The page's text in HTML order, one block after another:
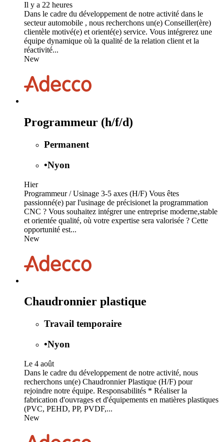
Il y a 22 heures
Dans le cadre du développement de notre activité dans le
secteur automobile , nous recherchons un(e) Conseiller(ère)
clientèle motivé(e) et orienté(e) service. Vous intégrerez une
équipe dynamique où la qualité de la relation client et la
réactivité...
New
Programmeur (h/f/d)
Permanent
•Nyon
Hier
Programmeur / Usinage 3-5 axes (H/F) Vous êtes
passionné(e) par l'usinage de précisionet la programmation
CNC ? Vous souhaitez intégrer une entreprise moderne,stable
et orientée qualité, où votre expertise sera valorisée ? Cette
opportunité est...
New
Chaudronnier plastique
Travail temporaire
•Nyon
Le 4 août
Dans le cadre du développement de notre activité, nous
recherchons un(e) Chaudronnier Plastique (H/F) pour
rejoindre notre équipe. Responsabilités * Réaliser la
fabrication d'ouvrages et d'équipements en matières plastiques
(PVC, PEHD, PP, PVDF,...
New